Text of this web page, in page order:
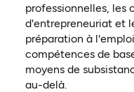
professionnelles, les
d'entrepreneuriat et
préparation à
compétences de
moyens de
au-delà.